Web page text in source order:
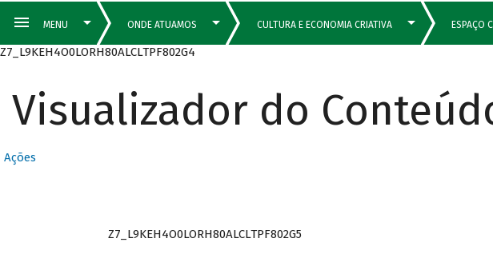
Z7_L9KEH4O0LORH80ALCLTPF802G4
Visualizador do
Ações
Z7_L9KEH4O0LORH80ALCLTPF802G5